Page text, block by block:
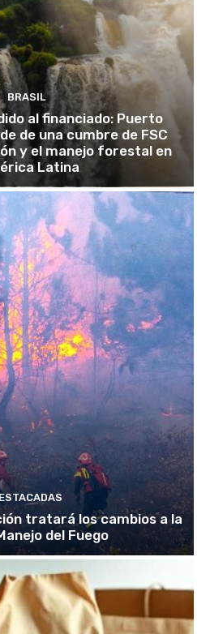
BRASIL
al financiado: Puerto
de una cumbre de FSC
y el manejo forestal en
Latina
tratará los cambios a la
del Fuego